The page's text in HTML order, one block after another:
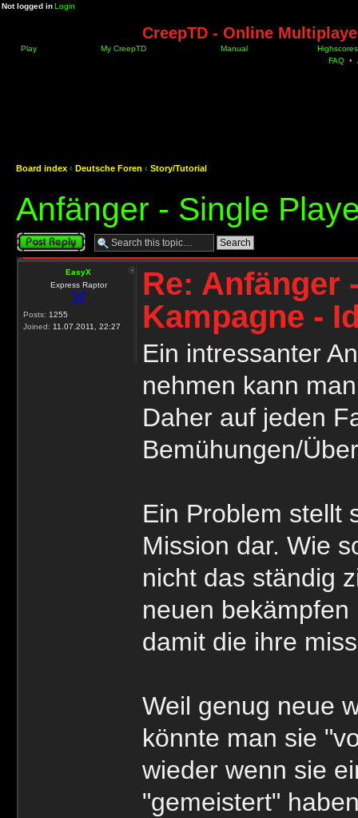
Not logged inLogin
CreepTD - Online
Play My CreepTD Manual
Highscores
FAQ •
Board index ‹ Deutsche Foren ‹ Story/Tutorial
Anfänger - Single
Post a reply
EasyX
Express Raptor
Posts: 1255
Joined: 11.07.2011, 22:27
Re: Anfänger
Kampagne -
Ein intressanter
nehmen kann
Daher auf jeden
Bemühungen/
Ein Problem stellt
Mission dar. Wie
nicht das ständig
neuen
damit die ihre
Weil genug neue
könnte man sie
wieder wenn sie
"gemeistert"